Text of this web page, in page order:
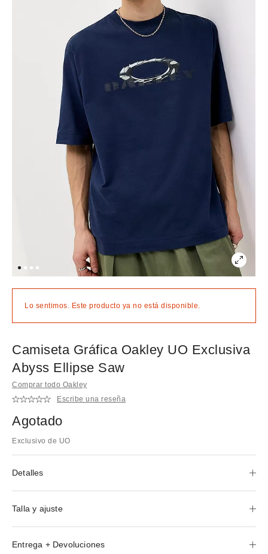
Lo sentimos. Este producto ya no está disponible.
Camiseta Gráfica Oakley UO Exclusiva
Abyss Ellipse Saw
Comprar todo Oakley
Escribe una reseña
Agotado
Exclusivo de UO
Detalles
Talla y ajuste
Entrega + Devoluciones